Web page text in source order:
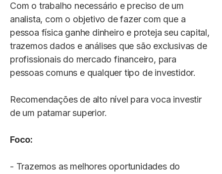
Com o trabalho necessário e preciso de um
analista, com o objetivo de fazer com que a
pessoa física ganhe dinheiro e proteja seu capital,
trazemos dados e análises que são exclusivas de
profissionais do mercado financeiro, para
pessoas comuns e qualquer tipo de investidor.
Recomendações de alto nível para voca investir
de um patamar superior.
Foco:
- Trazemos as melhores oportunidades do